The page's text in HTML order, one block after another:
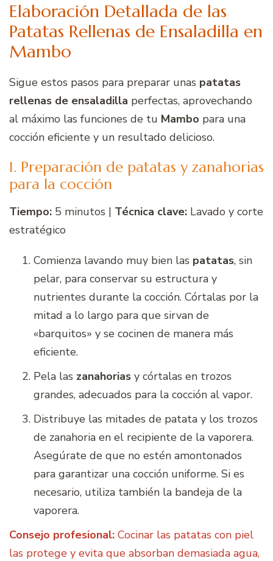
Elaboración Detallada de las
Patatas Rellenas de Ensaladilla en
Mambo
Sigue estos pasos para preparar unas patatas
rellenas de ensaladilla perfectas, aprovechando
al máximo las funciones de tu Mambo para una
cocción eficiente y un resultado delicioso.
1. Preparación de patatas y zanahorias
para la cocción
Tiempo: 5 minutos | Técnica clave: Lavado y corte
estratégico
Comienza lavando muy bien las patatas, sin
pelar, para conservar su estructura y
nutrientes durante la cocción. Córtalas por la
mitad a lo largo para que sirvan de
«barquitos» y se cocinen de manera más
eficiente.
Pela las zanahorias y córtalas en trozos
grandes, adecuados para la cocción al vapor.
Distribuye las mitades de patata y los trozos
de zanahoria en el recipiente de la vaporera.
Asegúrate de que no estén amontonados
para garantizar una cocción uniforme. Si es
necesario, utiliza también la bandeja de la
vaporera.
Consejo profesional: Cocinar las patatas con piel
las protege y evita que absorban demasiada agua,